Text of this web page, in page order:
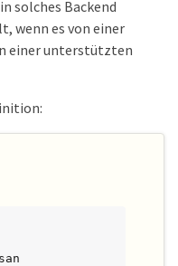
solches Backend
wenn es von einer
einer unterstützten